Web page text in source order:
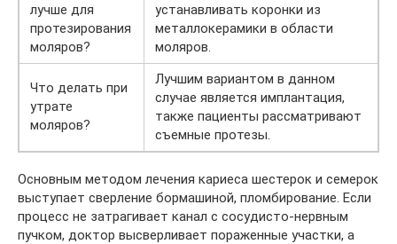
лучше для
протезирования
моляров?
устанавливать коронки из
металлокерамики в области
моляров.
Что делать при
утрате
моляров?
Лучшим вариантом в данном
случае является имплантация,
также пациенты рассматривают
съемные протезы.
Основным методом лечения кариеса шестерок и семерок
выступает сверление бормашиной, пломбирование. Если
процесс не затрагивает канал с сосудисто-нервным
пучком, доктор высверливает пораженные участки, а